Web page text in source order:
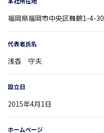
福岡県福岡市中央区舞鶴1-4-30
代表者氏名
浅香 守夫
設立日
2015年4月1日
ホームページ